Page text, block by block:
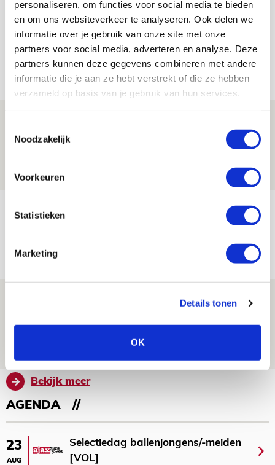
personaliseren, om functies voor social media te bieden
en om ons websiteverkeer te analyseren. Ook delen we
informatie over je gebruik van onze site met onze
partners voor social media, adverteren en analyse. Deze
partners kunnen deze gegevens combineren met andere
informatie die je aan ze hebt verstrekt of die ze hebben
verzameld op basis van je gebruik van hun services.
Noodzakelijk
Voorkeuren
Statistieken
Marketing
Details tonen
OK
Bekijk alle berichten van Jordy Haak
Net binnen //
Zwolle - Ajax
Míchels elf: met welke formatie begin
Spelen bij Jong Ajax of Ajax 1? Dat
Bekijk meer
AGENDA
23
AUG
Selectiedag ballenjongens/-meiden
[VOL]